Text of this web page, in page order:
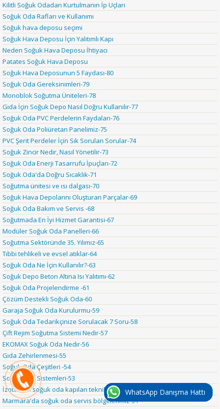
Kilitli Soğuk Odadan Kurtulmanın İp Uçları
Soğuk Oda Rafları ve Kullanımı
Soğuk hava deposu seçimi
Soğuk Hava Deposu İçin Yalıtımlı Kapı
Neden Soğuk Hava Deposu İhtiyacı
Patates Soğuk Hava Deposu
Soğuk Hava Deposunun 5 Faydası-80
Soğuk Oda Gereksinimleri-79
Monoblok Soğutma Üniteleri-78
Gıda İçin Soğuk Depo Nasıl Doğru Kullanılır-77
Soğuk Oda PVC Perdelerin Faydaları-76
Soğuk Oda Poliüretan Panelimiz-75
PVC Şerit Perdeler İçin Sık Sorulan Sorular-74
Soğuk Zincir Nedir, Nasıl Yönetilir-73
Soğuk Oda Enerji Tasarrufu İpuçları-72
Soğuk Oda'da Doğru Sıcaklık-71
Soğutma ünitesi ve ısı dalgası-70
Soğuk Hava Depolarını Oluşturan Parçalar-69
Soğuk Oda Bakım ve Servis -68
Soğutmada En İyi Hizmet Garantisi-67
Modüler Soğuk Oda Panelleri-66
Soğutma Sektöründe 35. Yılımız-65
Tıbbi tehlikeli ve evsel atıklar-64
Soğuk Oda Ne İçin Kullanılır?-63
Soğuk Depo Beton Altına Isı Yalıtımı-62
Soğuk Oda Projelendirme -61
Çözüm Destekli Soğuk Oda-60
Garaja Soğuk Oda Kurulurmu-59
Soğuk Oda Tedarikçinize Sorulacak 7 Soru-58
Çift Rejim Soğutma Sistemi Nedir-57
EKOMAX Soğuk Oda Nedir-56
Gıda Zehirlenmesi-55
Soğuk Oda Çeşitleri -54
Soğuk Oda Sistemleri-53
İzotermal soğuk oda kapıları teknik özellikleri-52
Marmara'da soğuk oda servis bölgelerimiz-51
WhatsApp Danışma Hattı